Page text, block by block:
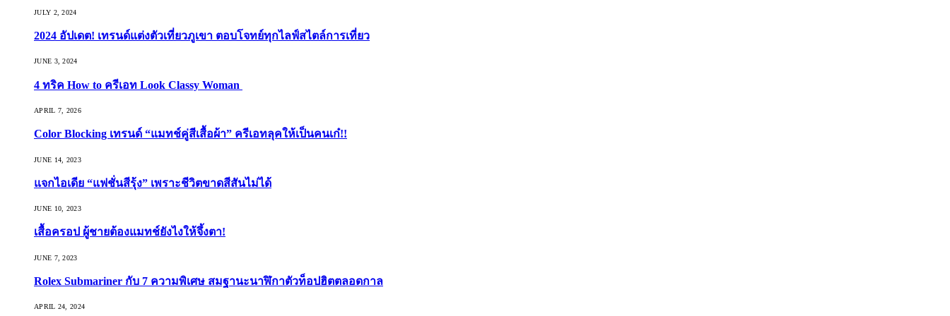
JULY 2, 2024
2024 อัปเดต! เทรนด์แต่งตัวเที่ยวภูเขา ตอบโจทย์ทุกไลฟ์สไตล์การเที่ยว
JUNE 3, 2024
4 ทริค How to ครีเอท Look Classy Woman
APRIL 7, 2026
Color Blocking เทรนด์ “แมทช์คู่สีเสื้อผ้า” ครีเอทลุคให้เป็นคนเก๋!!
JUNE 14, 2023
แจกไอเดีย “แฟชั่นสีรุ้ง” เพราะชีวิตขาดสีสันไม่ได้
JUNE 10, 2023
เสื้อครอป ผู้ชายต้องแมทช์ยังไงให้จึ้งตา!
JUNE 7, 2023
Rolex Submariner กับ 7 ความพิเศษ สมฐานะนาฬิกาตัวท็อปฮิตตลอดกาล
APRIL 24, 2024